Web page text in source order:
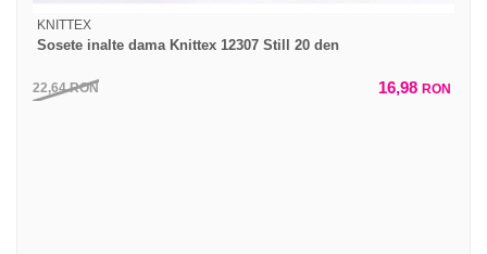
KNITTEX
Sosete inalte dama Knittex 12307 Still 20 den
22,64RON 16,98 RON